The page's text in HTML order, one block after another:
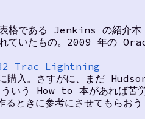
である Jenkins の紹介本
ていたもの。2009 年の
Trac Lightning
入。さすがに、まだ
いう How to 本があれば苦
に参考にさせてもらおう